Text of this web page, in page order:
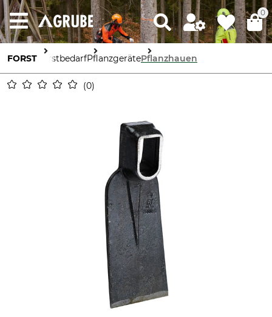
0
FORST ForstbedarfPflanzgerätePflanzhauen
0